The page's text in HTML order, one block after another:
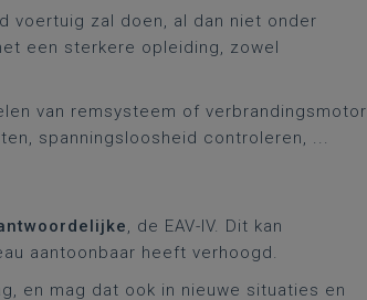
voertuig zal doen, al dan niet onder
een sterkere opleiding, zowel
van remsysteem of verbrandingsmotor
spanningsloosheid controleren, ...
, de EAV-IV. Dit kan
aantoonbaar heeft verhoogd.
en mag dat ook in nieuwe situaties en